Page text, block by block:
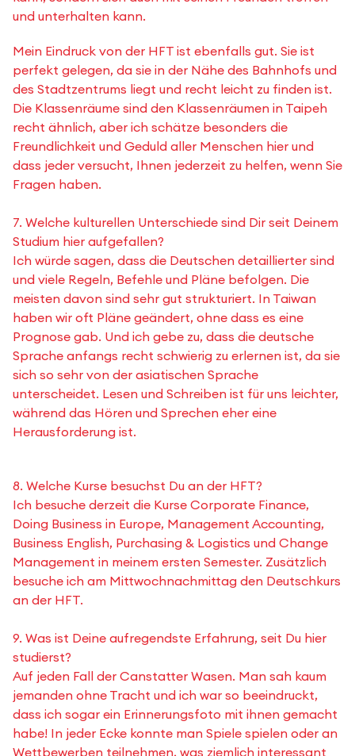
und unterhalten kann.
Mein Eindruck von der HFT ist ebenfalls gut. Sie ist
perfekt gelegen, da sie in der Nähe des Bahnhofs und
des Stadtzentrums liegt und recht leicht zu finden ist.
Die Klassenräume sind den Klassenräumen in Taipeh
recht ähnlich, aber ich schätze besonders die
Freundlichkeit und Geduld aller Menschen hier und
dass jeder versucht, Ihnen jederzeit zu helfen, wenn Sie
Fragen haben.
7. Welche kulturellen Unterschiede sind Dir seit Deinem
Studium hier aufgefallen?
Ich würde sagen, dass die Deutschen detaillierter sind
und viele Regeln, Befehle und Pläne befolgen. Die
meisten davon sind sehr gut strukturiert. In Taiwan
haben wir oft Pläne geändert, ohne dass es eine
Prognose gab. Und ich gebe zu, dass die deutsche
Sprache anfangs recht schwierig zu erlernen ist, da sie
sich so sehr von der asiatischen Sprache
unterscheidet. Lesen und Schreiben ist für uns leichter,
während das Hören und Sprechen eher eine
Herausforderung ist.
8. Welche Kurse besuchst Du an der HFT?
Ich besuche derzeit die Kurse Corporate Finance,
Doing Business in Europe, Management Accounting,
Business English, Purchasing & Logistics und Change
Management in meinem ersten Semester. Zusätzlich
besuche ich am Mittwochnachmittag den Deutschkurs
an der HFT.
9. Was ist Deine aufregendste Erfahrung, seit Du hier
studierst?
Auf jeden Fall der Canstatter Wasen. Man sah kaum
jemanden ohne Tracht und ich war so beeindruckt,
dass ich sogar ein Erinnerungsfoto mit ihnen gemacht
habe! In jeder Ecke konnte man Spiele spielen oder an
Wettbewerben teilnehmen, was ziemlich interessant